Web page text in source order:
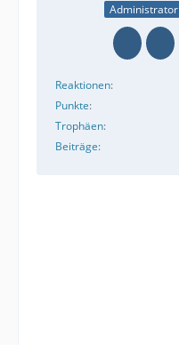
Administrator
Reaktionen
Punkte
Trophäen
Beiträge